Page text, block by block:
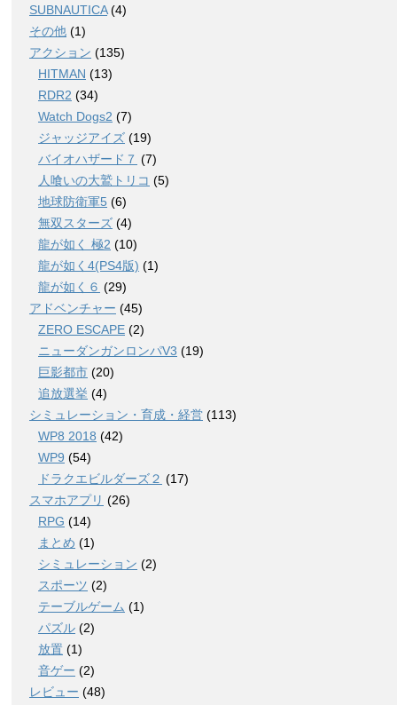
SUBNAUTICA(4)
その他 (1)
アクション (135)
HITMAN (13)
RDR2 (34)
Watch Dogs2 (7)
ジャッジアイズ (19)
バイオハザード７ (7)
人喰いの大鷲トリコ (5)
地球防衛軍5 (6)
無双スターズ (4)
龍が如く 極2 (10)
龍が如く4(PS4版) (1)
龍が如く６ (29)
アドベンチャー (45)
ZERO ESCAPE (2)
ニューダンガンロンパV3 (19)
巨影都市 (20)
追放選挙 (4)
シミュレーション・育成・経営 (113)
WP8 2018 (42)
WP9 (54)
ドラクエビルダーズ２ (17)
スマホアプリ (26)
RPG (14)
まとめ (1)
シミュレーション (2)
スポーツ (2)
テーブルゲーム (1)
パズル (2)
放置 (1)
音ゲー (2)
レビュー (48)